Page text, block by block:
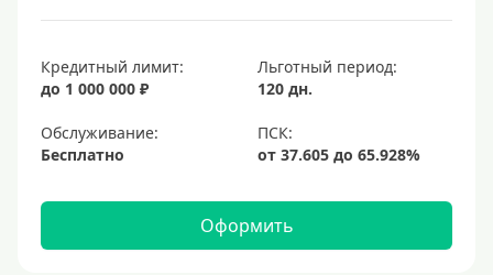
Кредитный лимит:
до 1 000 000 ₽
Льготный период:
120 дн.
Обслуживание:
Бесплатно
Оформить